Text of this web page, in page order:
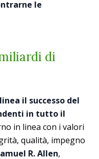
le
di
il successo del
in tutto il
in linea con i valori
qualità, impegno
R. Allen,